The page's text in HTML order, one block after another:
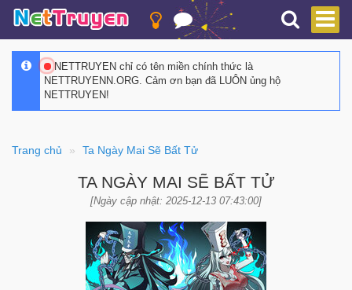
NETTRUYEN chỉ có tên miền chính thức là
NETTRUYENN.ORG. Cảm ơn bạn đã LUÔN ủng hộ
NETTRUYEN!
Trang chủ Ta Ngày Mai Sẽ Bất Tử
TA NGÀY MAI SẼ BẤT TỬ
[Ngày cập nhật: 2025-12-13 07:43:00]